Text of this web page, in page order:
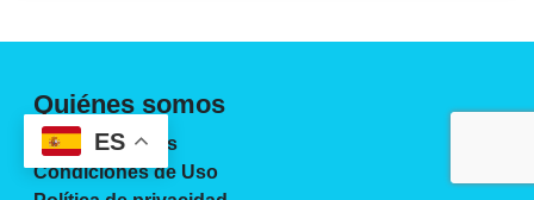
Quiénes somos
Sobre Nosotros
Condiciones de Uso
ES